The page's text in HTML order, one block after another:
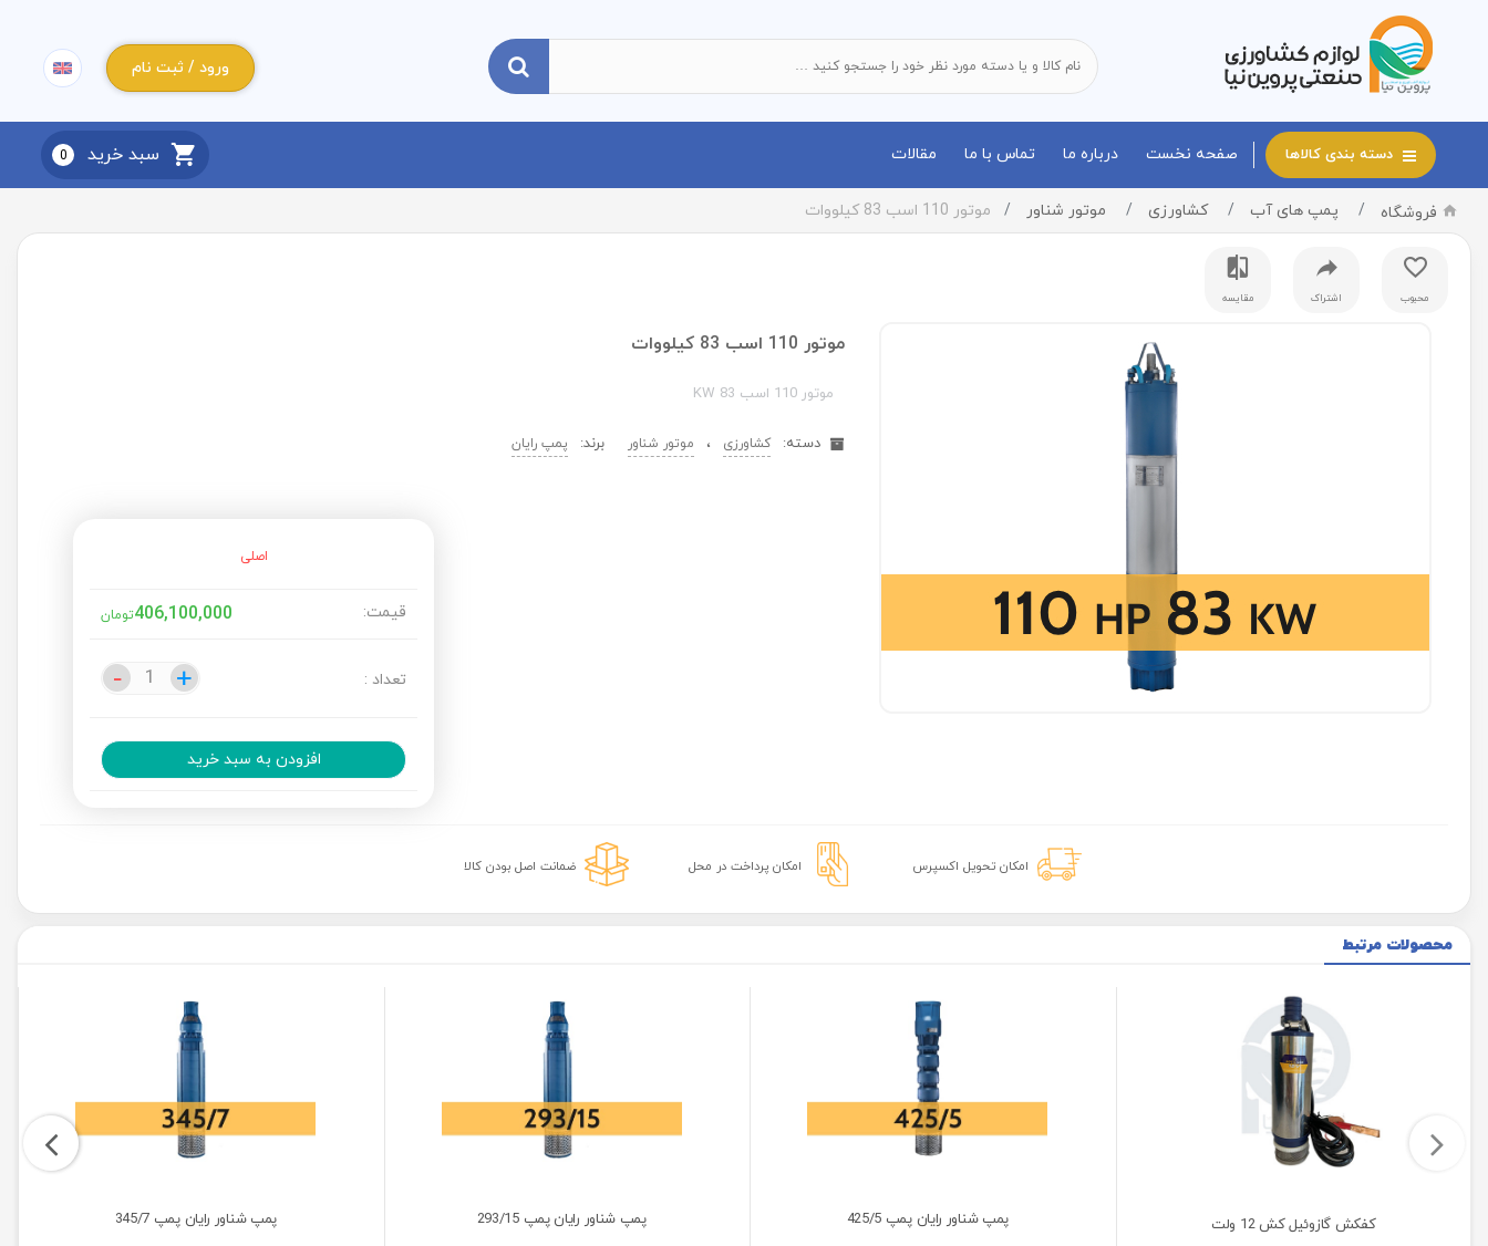
ورود / ثبت نام
دسته بندی کالاها صفحه نخست درباره ما تماس با ما مقالات سبد خرید 0
فروشگاه پمپ های آب کشاورزی موتور شناور موتور 110 اسب 83 کیلووات
محبوب اشتراک مقایسه
موتور 110 اسب 83 کیلووات
موتور 110 اسب 83 KW
دسته: کشاورزی ، موتور شناور برند: پمپ رایان
اصلی
قیمت: 406,100,000تومان
تعداد : +
- +
-
افزودن به سبد خرید
امکان تحویل اکسپرس امکان پرداخت در محل ضمانت اصل بودن کالا
محصولات مرتبط
کفکش گازوئیل کش 12 ولت پمپ شناور رایان پمپ 425/5 پمپ شناور رایان پمپ 293/15 پمپ شناور رایان پمپ 345/7